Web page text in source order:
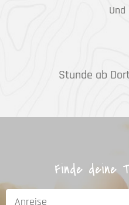
Stunde ab
Finde deine